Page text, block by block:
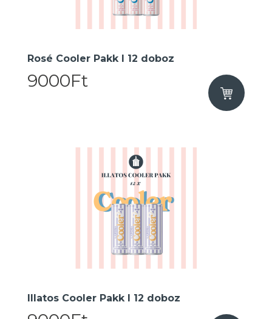
Rosé Cooler Pakk I 12 doboz
9000Ft
Illatos Cooler Pakk I 12 doboz